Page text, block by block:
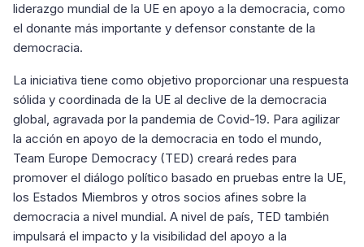
liderazgo mundial de la UE en apoyo a la democracia, como
el donante más importante y defensor constante de la
democracia.
La iniciativa tiene como objetivo proporcionar una respuesta
sólida y coordinada de la UE al declive de la democracia
global, agravada por la pandemia de Covid-19. Para agilizar
la acción en apoyo de la democracia en todo el mundo,
Team Europe Democracy (TED) creará redes para
promover el diálogo político basado en pruebas entre la UE,
los Estados Miembros y otros socios afines sobre la
democracia a nivel mundial. A nivel de país, TED también
impulsará el impacto y la visibilidad del apoyo a la